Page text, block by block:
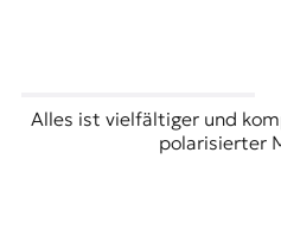
Alles ist vielfältiger und
polarisierter